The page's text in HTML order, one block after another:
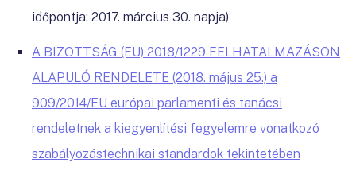
időpontja: 2017. március 30. napja)
A BIZOTTSÁG (EU) 2018/1229 FELHATALMAZÁSON
ALAPULÓ RENDELETE (2018. május 25.) a
909/2014/EU európai parlamenti és tanácsi
rendeletnek a kiegyenlítési fegyelemre vonatkozó
szabályozástechnikai standardok tekintetében